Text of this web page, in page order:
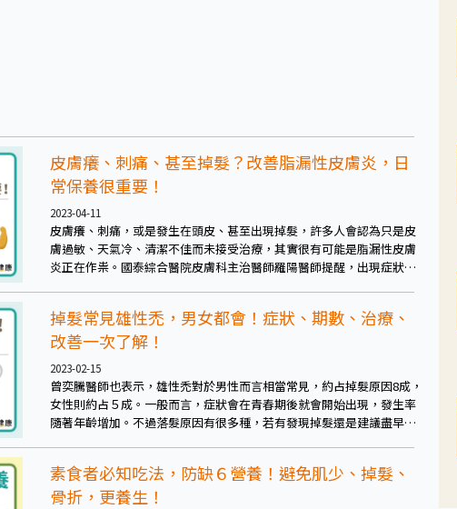
皮膚癢、刺痛、甚至掉髮？改善脂漏性皮膚炎，日
常保養很重要！
2023-04-11
皮膚癢、刺痛，或是發生在頭皮、甚至出現掉髮，許多人會認為只是皮
膚過敏、天氣冷、清潔不佳而未接受治療，其實很有可能是脂漏性皮膚
炎正在作祟。國泰綜合醫院皮膚科主治醫師羅陽醫師提醒，出現症狀應
掉髮常見雄性禿，男女都會！症狀、期數、治療、
改善一次了解！
2023-02-15
曾奕騰醫師也表示，雄性禿對於男性而言相當常見，約占掉髮原因8成，
女性則約占５成。一般而言，症狀會在青春期後就會開始出現，發生率
隨著年齡增加。不過落髮原因有很多種，若有發現掉髮還是建議盡早檢
素食者必知吃法，防缺６營養！避免肌少、掉髮、
骨折，更養生！